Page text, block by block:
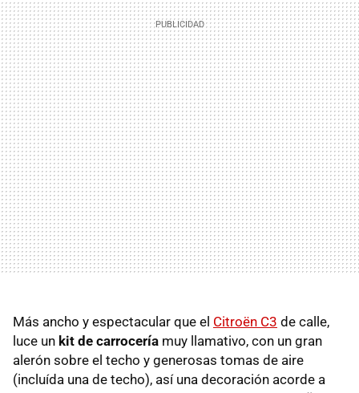
Más ancho y espectacular que el Citroën C3 de calle,
luce un kit de carrocería muy llamativo, con un gran
alerón sobre el techo y generosas tomas de aire
(incluída una de techo), así una decoración acorde a